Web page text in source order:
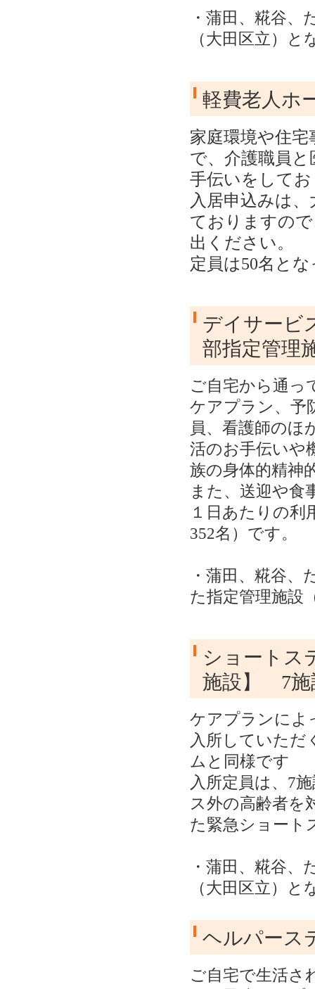
・蒲田、糀谷
（大田区立）と
軽費老人ホ
家庭環境や住
で、介護職員
手伝いをして
入居申込みは
ておりますの
出ください。
定員は50名と
デイサービ
部指定管理
ご自宅から通っ
ケアプラン、予
員、看護師のほ
活のお手伝いや
族の身体的精神
また、送迎や食
１日あたりの利
352名）です。
・蒲田、糀谷
た指定管理施設
ショートス
施設】 7施
ケアプランによ
入所していただ
ムと同様です
入所定員は、7
ス外の高齢者を
た緊急ショート
・蒲田、糀谷
（大田区立）と
ヘルパース
ご自宅で生活さ